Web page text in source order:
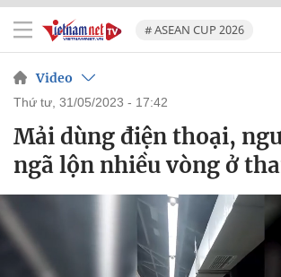
# ASEAN CUP 2026
Video
thứ tư, 31/05/2023 - 17:42
Mải dùng điện thoại,
ngã lộn nhiều vòng ở